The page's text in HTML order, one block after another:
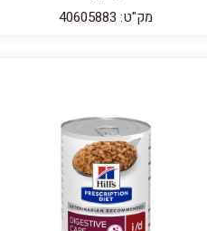
מק"ט: 40605883